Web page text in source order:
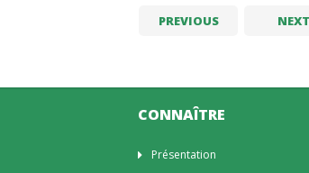
PREVIOUS NEXT
CONNAÎTRE
Présentation